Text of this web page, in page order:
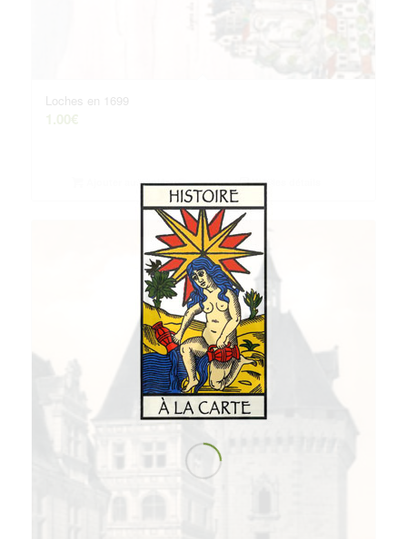
Loches en 1699
1.00€
Ajouter au panier Voir les détails